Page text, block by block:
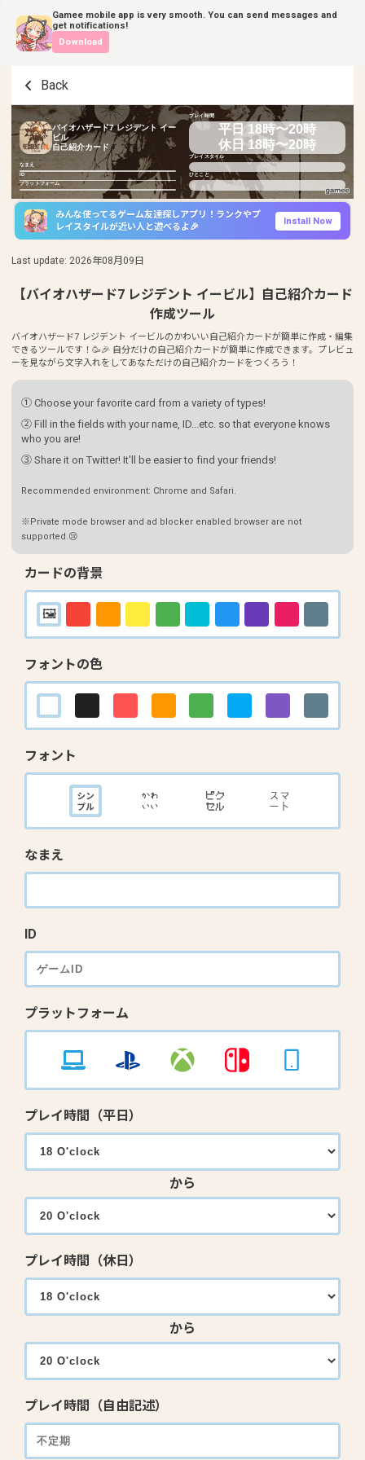
Gamee mobile app is very smooth. You can send messages and
get notifications!
Download
Back
バイオハザード7 レジデント イー
ビル
自己紹介カード
なまえ
ID
プラットフォーム
プレイ時間
平日 18時〜20時
休日 18時〜20時
プレイスタイル
ひとこと
みんな使ってるゲーム友達探しアプリ！ランクやプ
レイスタイルが近い人と遊べるよ🎉
Install Now
Last update: 2026年08月09日
【バイオハザード7 レジデント イービル】自己紹介カード
作成ツール
バイオハザード7 レジデント イービルのかわいい自己紹介カードが簡単に作成・編集
できるツールです！🥳🎉 自分だけの自己紹介カードが簡単に作成できます。プレビュ
ーを見ながら文字入れをしてあなただけの自己紹介カードをつくろう！
① Choose your favorite card from a variety of types!
② Fill in the fields with your name, ID...etc. so that everyone knows
who you are!
③ Share it on Twitter! It'll be easier to find your friends!
Recommended environment: Chrome and Safari.
※Private mode browser and ad blocker enabled browser are not
supported.😢
カードの背景
フォントの色
フォント
なまえ
ID
プラットフォーム
プレイ時間（平日）
から
プレイ時間（休日）
から
プレイ時間（自由記述）